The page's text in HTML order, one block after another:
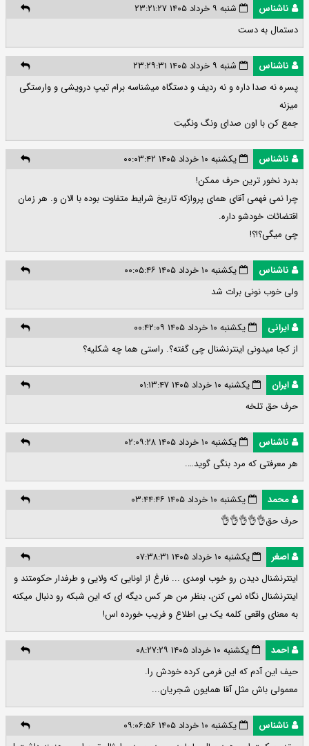
ناشناس
شنبه ۹ خرداد ۱۴۰۵ ۲۳:۲۱:۲۷
دستمال به دست
ناشناس
شنبه ۹ خرداد ۱۴۰۵ ۲۳:۲۹:۳۱
پسره نه صدا داره و نه ردیف و دستگاه میشناسه برام تیپ درویشی و وارستگی
میزنه
جمع کن با اون صدای ونگ ونگیت
ناشناس
یکشنبه ۱۰ خرداد ۱۴۰۵ ۰۰:۰۳:۴۲
بدرد نخور ترین حرف ممکن!
چرا نمی فهمی آقای همای پروازکه تاریخ شرایط متفاوت بوده با الان و. هر زمان
اقتضائات خودشو داره.
چی میگی؟!؟!
ناشناس
یکشنبه ۱۰ خرداد ۱۴۰۵ ۰۰:۰۵:۴۶
ولی خوب نونی برات شد
ایرانی
یکشنبه ۱۰ خرداد ۱۴۰۵ ۰۰:۴۲:۰۹
از کجا میدونی اینترنشنال چی گفته؟. راستی هما چه شکلیه؟
ایران
یکشنبه ۱۰ خرداد ۱۴۰۵ ۰۱:۱۳:۴۷
حرف حق تلخه
ناشناس
یکشنبه ۱۰ خرداد ۱۴۰۵ ۰۲:۰۹:۲۸
هر معرفتی که مرد بنگی گوید….
محمد
یکشنبه ۱۰ خرداد ۱۴۰۵ ۰۳:۴۴:۴۶
حرف حق👌👌👌👌👌
اصغر
یکشنبه ۱۰ خرداد ۱۴۰۵ ۰۷:۳۸:۳۱
اینترنشنال دیدن رو خوب اومدی ... فارغ از اونایی که ولایی و طرفدار حکومتند و
اینترنشنال نگاه نمی کنن، بنظر من هر کس دیگه ای که این شبکه رو دنبال میکنه
به معنای واقعی کلمه یک بی اطلاع و فریب خورده اس!
احمد
یکشنبه ۱۰ خرداد ۱۴۰۵ ۰۸:۲۷:۲۹
حیف این آدم که این فرمی کرده خودش را.
معمولی باش مثل آقا همایون شجریان...
ناشناس
یکشنبه ۱۰ خرداد ۱۴۰۵ ۰۹:۰۶:۵۶